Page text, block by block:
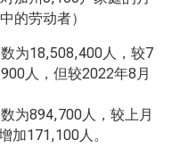
的劳动者）
为18,508,400人，较7
人，但较2022年8月
为894,700人，较上月
加171,100人。